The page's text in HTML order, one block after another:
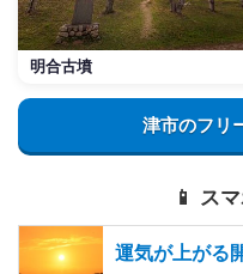
明合古墳
津市のフリ
📱 ス
運気が上がる